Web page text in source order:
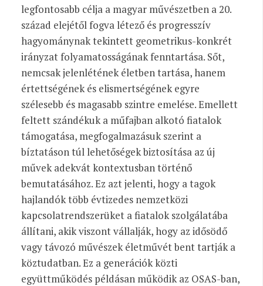
legfontosabb célja a magyar művészetben a 20.
század elejétől fogva létező és progresszív
hagyománynak tekintett geometrikus-konkrét
irányzat folyamatosságának fenntartása. Sőt,
nemcsak jelenlétének életben tartása, hanem
értettségének és elismertségének egyre
szélesebb és magasabb szintre emelése. Emellett
feltett szándékuk a műfajban alkotó fiatalok
támogatása, megfogalmazásuk szerint a
bíztatáson túl lehetőségek biztosítása az új
művek adekvát kontextusban történő
bemutatásához. Ez azt jelenti, hogy a tagok
hajlandók több évtizedes nemzetközi
kapcsolatrendszerüket a fiatalok szolgálatába
állítani, akik viszont vállalják, hogy az idősödő
vagy távozó művészek életművét bent tartják a
köztudatban. Ez a generációk közti
együttműködés példásan működik az OSAS-ban,